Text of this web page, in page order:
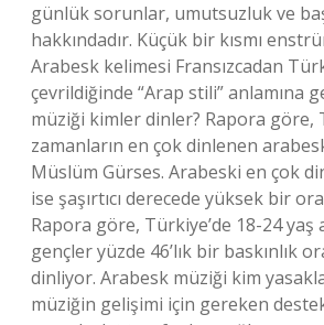
günlük sorunlar, umutsuzluk ve
hakkındadır. Küçük bir kısmı
Arabesk kelimesi Fransızcadan
çevrildiğinde “Arap stili” anlamına
müziği kimler dinler? Rapora göre,
zamanların en çok dinlenen
Müslüm Gürses. Arabeski en çok
ise şaşırtıcı derecede yüksek bir
Rapora göre, Türkiye’de 18-24 yaş
gençler yüzde 46’lık bir baskınlık
dinliyor. Arabesk müziği kim
müziğin gelişimi için gereken